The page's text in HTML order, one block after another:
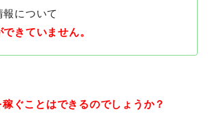
報について
きていません。
ぐことはできるのでしょうか？